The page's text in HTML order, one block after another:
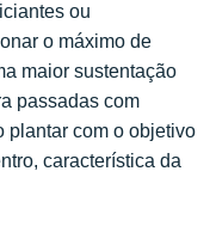
ou
o máximo de
maior sustentação
passadas com
plantar com o objetivo
característica da